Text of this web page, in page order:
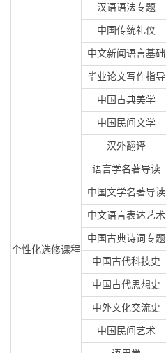
个性化选修课程
汉语语法专题
中国传统礼仪
中文新闻语言基础
毕业论文写作指导
中国古典美学
中国民间文学
汉外翻译
语言学名著导读
中国文学名著导读
中文语言表达艺术
中国古典诗词专题
中国古代科技史
中国古代思想史
中外文化交流史
中国民间艺术